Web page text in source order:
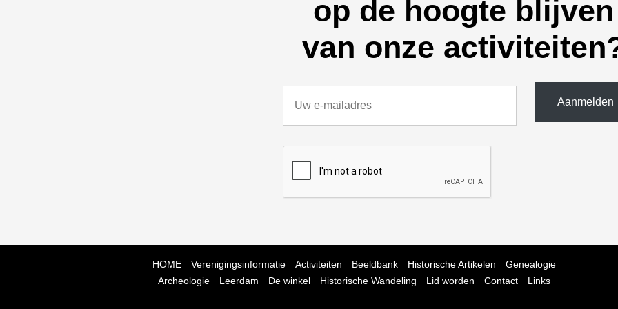
op de hoogte blijven
van onze
HOME Verenigingsinformatie Activiteiten Beeldbank Historische Artikelen
Genealogie
Archeologie
Leerdam De winkel Historische Wandeling Lid worden Contact Links